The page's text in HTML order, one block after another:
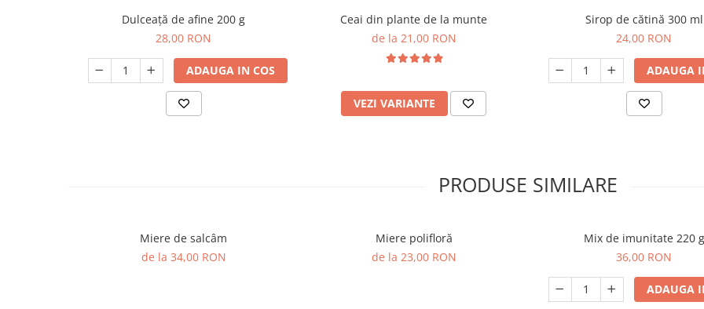
Dulceață de afine 200 g
28,00 RON
ADAUGA IN COS
Ceai din plante de la munte
de la 21,00 RON
VEZI VARIANTE
Sirop de cătină 300 ml
24,00 RON
ADAUGA
PRODUSE SIMILARE
Miere de salcâm
de la 34,00 RON
Miere polifloră
de la 23,00 RON
Mix de imunitate 220 g
36,00 RON
ADAUGA